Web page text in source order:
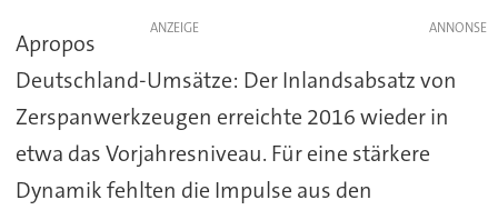
ANZEIGE
Apropos
Deutschland-Umsätze: Der Inlandsabsatz von
Zerspanwerkzeugen erreichte 2016 wieder in
etwa das Vorjahresniveau. Für eine stärkere
Dynamik fehlten die Impulse aus den